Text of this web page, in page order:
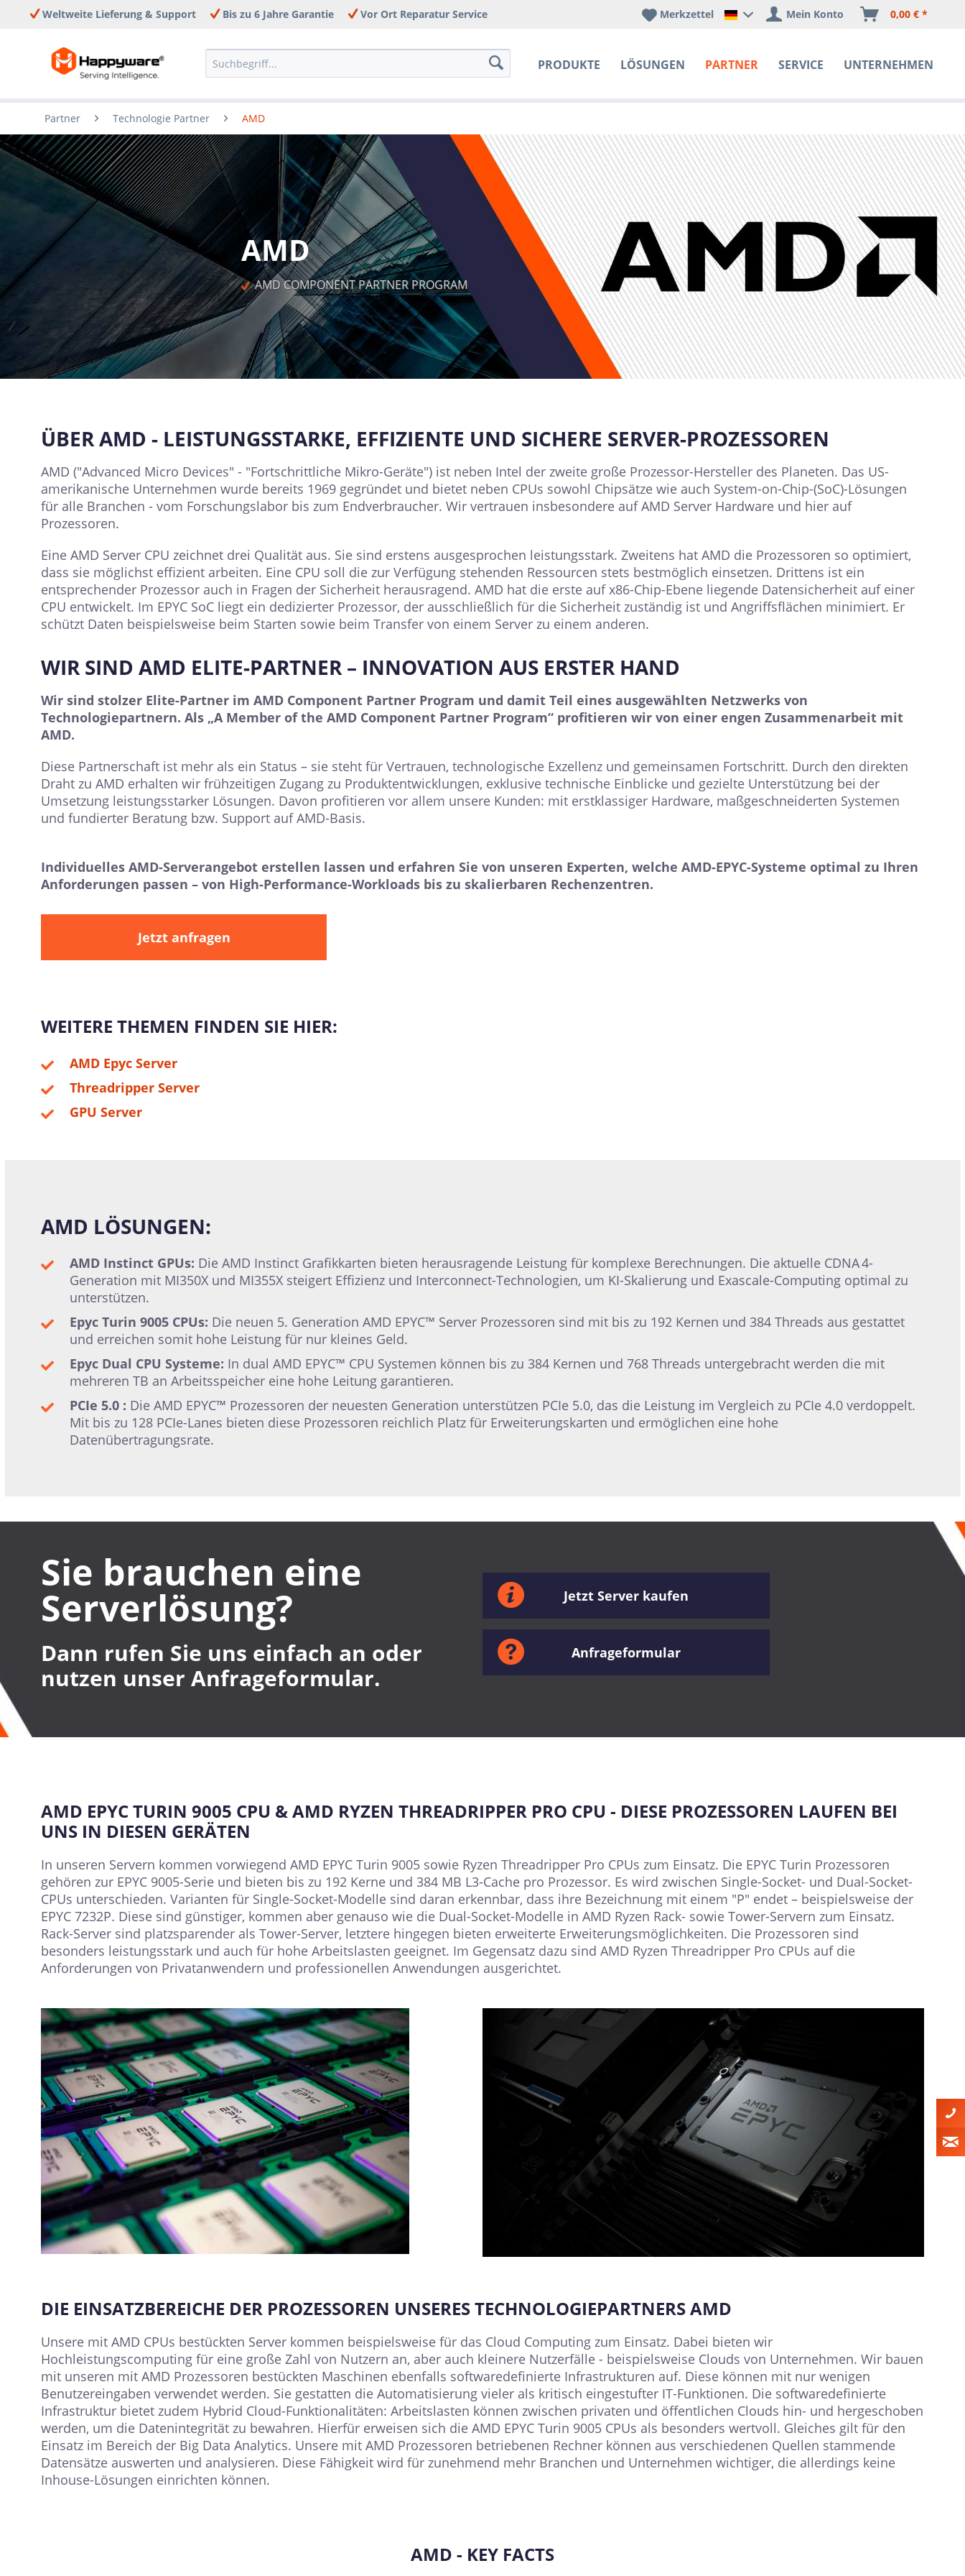
Weltweite Lieferung & Support Bis zu 6 Jahre Garantie Vor Ort Reparatur Service
PRODUKTE LÖSUNGEN PARTNER SERVICE UNTERNEHMEN
Happyware Deutschland
Merkzettel Mein Konto 0,00 € *
Partner Technologie Partner AMD
AMD
  AMD COMPONENT PARTNER PROGRAM
ÜBER AMD - LEISTUNGSSTARKE, EFFIZIENTE UND SICHERE SERVER-PROZESSOREN
AMD ("Advanced Micro Devices" - "Fortschrittliche Mikro-Geräte") ist neben Intel der zweite große Prozessor-Hersteller des Planeten. Das US-
amerikanische Unternehmen wurde bereits 1969 gegründet und bietet neben CPUs sowohl Chipsätze wie auch System-on-Chip-(SoC)-Lösungen
für alle Branchen - vom Forschungslabor bis zum Endverbraucher. Wir vertrauen insbesondere auf AMD Server Hardware und hier auf
Prozessoren.
Eine AMD Server CPU zeichnet drei Qualität aus. Sie sind erstens ausgesprochen leistungsstark. Zweitens hat AMD die Prozessoren so optimiert,
dass sie möglichst effizient arbeiten. Eine CPU soll die zur Verfügung stehenden Ressourcen stets bestmöglich einsetzen. Drittens ist ein
entsprechender Prozessor auch in Fragen der Sicherheit herausragend. AMD hat die erste auf x86-Chip-Ebene liegende Datensicherheit auf einer
CPU entwickelt. Im EPYC SoC liegt ein dedizierter Prozessor, der ausschließlich für die Sicherheit zuständig ist und Angriffsflächen minimiert. Er
schützt Daten beispielsweise beim Starten sowie beim Transfer von einem Server zu einem anderen.
WIR SIND AMD ELITE-PARTNER – INNOVATION AUS ERSTER HAND
Wir sind stolzer Elite-Partner im AMD Component Partner Program und damit Teil eines ausgewählten Netzwerks von
Technologiepartnern. Als „A Member of the AMD Component Partner Program“ profitieren wir von einer engen Zusammenarbeit mit
AMD.
Diese Partnerschaft ist mehr als ein Status – sie steht für Vertrauen, technologische Exzellenz und gemeinsamen Fortschritt. Durch den direkten
Draht zu AMD erhalten wir frühzeitigen Zugang zu Produktentwicklungen, exklusive technische Einblicke und gezielte Unterstützung bei der
Umsetzung leistungsstarker Lösungen. Davon profitieren vor allem unsere Kunden: mit erstklassiger Hardware, maßgeschneiderten Systemen
und fundierter Beratung bzw. Support auf AMD-Basis.
Individuelles AMD-Serverangebot erstellen lassen und erfahren Sie von unseren Experten, welche AMD-EPYC-Systeme optimal zu Ihren
Anforderungen passen – von High-Performance-Workloads bis zu skalierbaren Rechenzentren.
Jetzt anfragen
WEITERE THEMEN FINDEN SIE HIER:
AMD Epyc Server
Threadripper Server
GPU Server
AMD LÖSUNGEN:
AMD Instinct GPUs: Die AMD Instinct Grafikkarten bieten herausragende Leistung für komplexe Berechnungen. Die aktuelle CDNA 4-
Generation mit MI350X und MI355X steigert Effizienz und Interconnect-Technologien, um KI-Skalierung und Exascale-Computing optimal zu
unterstützen.
Epyc Turin 9005 CPUs: Die neuen 5. Generation AMD EPYC™ Server Prozessoren sind mit bis zu 192 Kernen und 384 Threads aus gestattet
und erreichen somit hohe Leistung für nur kleines Geld.
Epyc Dual CPU Systeme: In dual AMD EPYC™ CPU Systemen können bis zu 384 Kernen und 768 Threads untergebracht werden die mit
mehreren TB an Arbeitsspeicher eine hohe Leitung garantieren.
PCIe 5.0 : Die AMD EPYC™ Prozessoren der neuesten Generation unterstützen PCIe 5.0, das die Leistung im Vergleich zu PCIe 4.0 verdoppelt.
Mit bis zu 128 PCIe-Lanes bieten diese Prozessoren reichlich Platz für Erweiterungskarten und ermöglichen eine hohe
Datenübertragungsrate.
Sie brauchen eine
Serverlösung?
Dann rufen Sie uns einfach an oder
nutzen unser Anfrageformular.
Jetzt Server kaufen
Anfrageformular
AMD EPYC TURIN 9005 CPU & AMD RYZEN THREADRIPPER PRO CPU - DIESE PROZESSOREN LAUFEN BEI
UNS IN DIESEN GERÄTEN
In unseren Servern kommen vorwiegend AMD EPYC Turin 9005 sowie Ryzen Threadripper Pro CPUs zum Einsatz. Die EPYC Turin Prozessoren
gehören zur EPYC 9005-Serie und bieten bis zu 192 Kerne und 384 MB L3-Cache pro Prozessor. Es wird zwischen Single-Socket- und Dual-Socket-
CPUs unterschieden. Varianten für Single-Socket-Modelle sind daran erkennbar, dass ihre Bezeichnung mit einem "P" endet – beispielsweise der
EPYC 7232P. Diese sind günstiger, kommen aber genauso wie die Dual-Socket-Modelle in AMD Ryzen Rack- sowie Tower-Servern zum Einsatz.
Rack-Server sind platzsparender als Tower-Server, letztere hingegen bieten erweiterte Erweiterungsmöglichkeiten. Die Prozessoren sind
besonders leistungsstark und auch für hohe Arbeitslasten geeignet. Im Gegensatz dazu sind AMD Ryzen Threadripper Pro CPUs auf die
Anforderungen von Privatanwendern und professionellen Anwendungen ausgerichtet.
DIE EINSATZBEREICHE DER PROZESSOREN UNSERES TECHNOLOGIEPARTNERS AMD
Unsere mit AMD CPUs bestückten Server kommen beispielsweise für das Cloud Computing zum Einsatz. Dabei bieten wir
Hochleistungscomputing für eine große Zahl von Nutzern an, aber auch kleinere Nutzerfälle - beispielsweise Clouds von Unternehmen. Wir bauen
mit unseren mit AMD Prozessoren bestückten Maschinen ebenfalls softwaredefinierte Infrastrukturen auf. Diese können mit nur wenigen
Benutzereingaben verwendet werden. Sie gestatten die Automatisierung vieler als kritisch eingestufter IT-Funktionen. Die softwaredefinierte
Infrastruktur bietet zudem Hybrid Cloud-Funktionalitäten: Arbeitslasten können zwischen privaten und öffentlichen Clouds hin- und hergeschoben
werden, um die Datenintegrität zu bewahren. Hierfür erweisen sich die AMD EPYC Turin 9005 CPUs als besonders wertvoll. Gleiches gilt für den
Einsatz im Bereich der Big Data Analytics. Unsere mit AMD Prozessoren betriebenen Rechner können aus verschiedenen Quellen stammende
Datensätze auswerten und analysieren. Diese Fähigkeit wird für zunehmend mehr Branchen und Unternehmen wichtiger, die allerdings keine
Inhouse-Lösungen einrichten können.
AMD - KEY FACTS